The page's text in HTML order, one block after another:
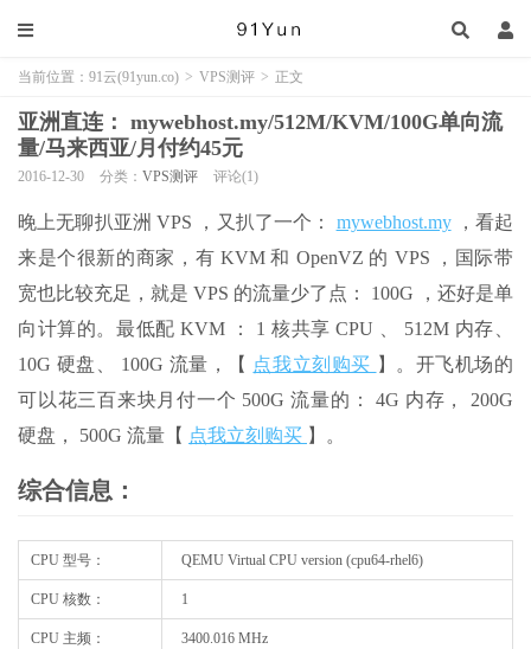
当前位置： 91云(91yun.co) > VPS测评 > 正文
亚洲直连： mywebhost.my/512M/KVM/100G单向流
量/马来西亚/月付约45元
2016-12-30 分类： VPS测评 评论(1)
晚上无聊扒亚洲 VPS ，又扒了一个： mywebhost.my，看起
来是个很新的商家，有 KVM 和 OpenVZ 的 VPS ，国际带
宽也比较充足，就是 VPS 的流量少了点： 100G ，还好是单
向计算的。最低配 KVM ： 1 核共享 CPU 、 512M 内存、
10G 硬盘、 100G 流量，【 点我立刻购买 】。开飞机场的
可以花三百来块月付一个 500G 流量的： 4G 内存， 200G
硬盘， 500G 流量【 点我立刻购买 】。
综合信息：
CPU 型号： QEMU Virtual CPU version (cpu64-rhel6)
CPU 核数： 1
CPU 主频： 3400.016 MHz